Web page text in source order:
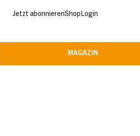
Jetzt abonnierenShopLogin
MAGAZIN